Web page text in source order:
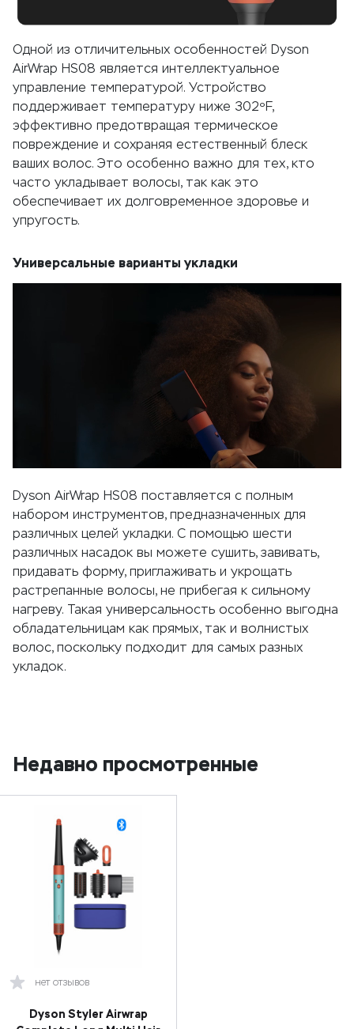
Одной из отличительных особенностей Dyson
AirWrap HS08 является интеллектуальное
управление температурой. Устройство
поддерживает температуру ниже 302ºF,
эффективно предотвращая термическое
повреждение и сохраняя естественный блеск
ваших волос. Это особенно важно для тех, кто
часто укладывает волосы, так как это
обеспечивает их долговременное здоровье и
упругость.
Универсальные варианты укладки
Dyson AirWrap HS08 поставляется с полным
набором инструментов, предназначенных для
различных целей укладки. С помощью шести
различных насадок вы можете сушить, завивать,
придавать форму, приглаживать и укрощать
растрепанные волосы, не прибегая к сильному
нагреву. Такая универсальность особенно выгодна
обладательницам как прямых, так и волнистых
волос, поскольку подходит для самых разных
укладок.
Недавно просмотренные
нет отзывов
Dyson Styler Airwrap